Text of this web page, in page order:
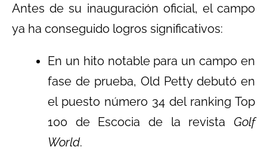
Antes de su inauguración oficial, el campo
ya ha conseguido logros significativos:
En un hito notable para un campo en
fase de prueba, Old Petty debutó en
el puesto número 34 del ranking Top
100 de Escocia de la revista Golf
World.